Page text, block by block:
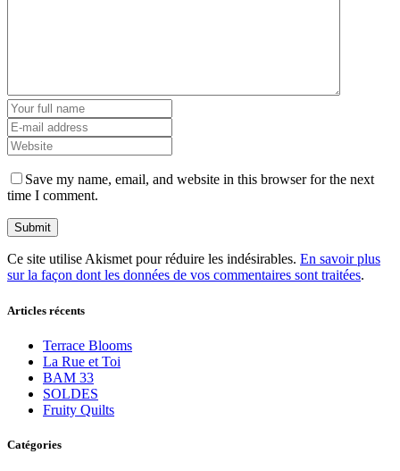
Save my name, email, and website in this browser for the next
time I comment.
Ce site utilise Akismet pour réduire les indésirables. En savoir plus
sur la façon dont les données de vos commentaires sont traitées.
Articles récents
Terrace Blooms
La Rue et Toi
BAM 33
SOLDES
Fruity Quilts
Catégories